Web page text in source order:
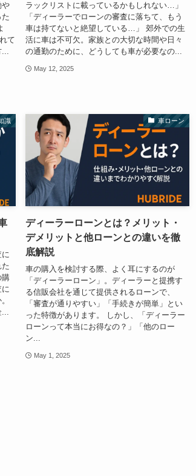
や
て
...
ラックリストに載っているかもしれない…」
「ディーラーでローンの審査に落ちて、もう
車は持てないと絶望している…」 郊外での生
活に車は不可欠。家族との大切な時間や日々
の通勤のために、どうしても車が必要なの...
May 12, 2025
識
に
購
...
車ローン
ディーラーローンとは？メリット・
デメリットと他ローンとの違いを徹
底解説
車の購入を検討する際、よく耳にするのが
「ディーラーローン」。ディーラーと提携す
る信販会社を通じて提供されるローンで、
「審査が通りやすい」「手続きが簡単」とい
った特徴があります。 しかし、「ディーラー
ローンって本当にお得なの？」「他のロー
ン...
May 1, 2025